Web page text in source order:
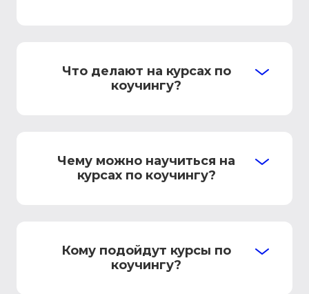
Что делают на курсах по
коучингу?
Чему можно научиться на
курсах по коучингу?
Кому подойдут курсы по
коучингу?